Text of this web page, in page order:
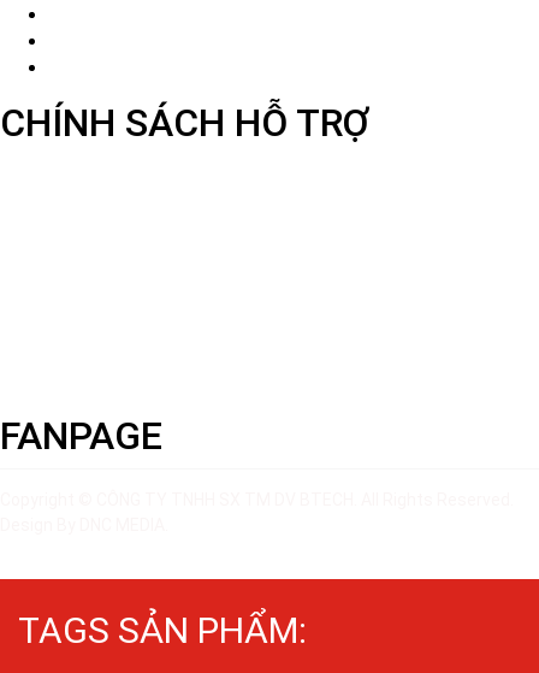
CHÍNH SÁCH HỖ TRỢ
FANPAGE
TAGS SẢN PHẨM: